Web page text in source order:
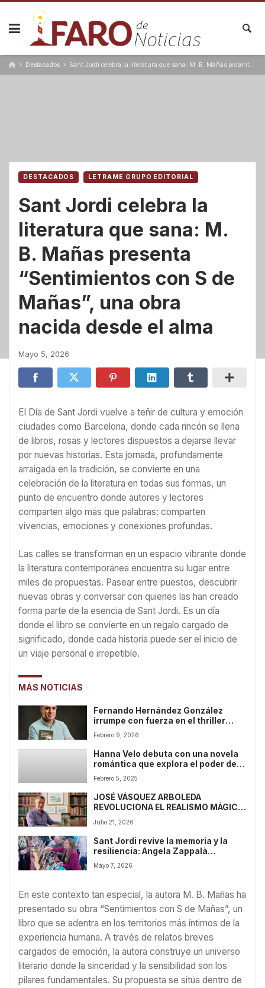
Skip
content
Destacados Sant Jordi celebra la literatura que sana: M. B. Mañas presenta “Sentimientos con S de Mañas”, una obra nacida desde el alma
DESTACADOS LETRAME GRUPO EDITORIAL
Sant Jordi celebra la
literatura que sana: M.
B. Mañas presenta
“Sentimientos con S de
Mañas”, una obra
nacida desde el alma
Mayo 5, 2026
El Día de Sant Jordi vuelve a teñir de cultura y emoción
ciudades como Barcelona, donde cada rincón se llena
de libros, rosas y lectores dispuestos a dejarse llevar
por nuevas historias. Esta jornada, profundamente
arraigada en la tradición, se convierte en una
celebración de la literatura en todas sus formas, un
punto de encuentro donde autores y lectores
comparten algo más que palabras: comparten
vivencias, emociones y conexiones profundas.
Las calles se transforman en un espacio vibrante donde
la literatura contemporánea encuentra su lugar entre
miles de propuestas. Pasear entre puestos, descubrir
nuevas obras y conversar con quienes las han creado
forma parte de la esencia de Sant Jordi. Es un día
donde el libro se convierte en un regalo cargado de
significado, donde cada historia puede ser el inicio de
un viaje personal e irrepetible.
MÁS NOTICIAS
Fernando Hernández González
irrumpe con fuerza en el thriller
realista contemporáneo
Febrero 9, 2026
Hanna Velo debuta con una novela
romántica que explora el poder del
amor verdadero: “Siempre fuiste tú”.
Febrero 5, 2025
JOSÉ VÁSQUEZ ARBOLEDA
REVOLUCIONA EL REALISMO MÁGICO
Y LOS SECRETOS FAMILIARES EN SU
NOVELA ‘LA PROMESA DEL
ESCORPIÓN’
Julio 21, 2026
Sant Jordi revive la memoria y la
resiliencia: Angela Zappalà
presenta “A la Vuelta de la Vida”
Mayo 7, 2026
En este contexto tan especial, la autora M. B. Mañas ha
presentado su obra “Sentimientos con S de Mañas”, un
libro que se adentra en los territorios más íntimos de la
experiencia humana. A través de relatos breves
cargados de emoción, la autora construye un universo
literario donde la sinceridad y la sensibilidad son los
pilares fundamentales. Su propuesta se sitúa dentro de